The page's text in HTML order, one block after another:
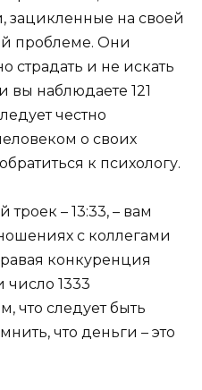
зацикленные на своей
проблеме. Они
страдать и не искать
вы наблюдаете 121
честно
о своих
к психологу.
– 13:33, – вам
с коллегами
конкуренция
1333
что следует быть
что деньги – это